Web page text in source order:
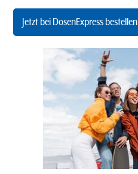
Jetzt bei DosenExpress bestellen